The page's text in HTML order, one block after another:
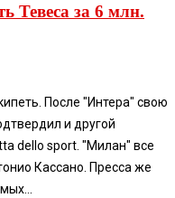
Тевеса за 6 млн.
После "Интера" свою
и другой
dello sport. "Милан" все
Кассано. Пресса же